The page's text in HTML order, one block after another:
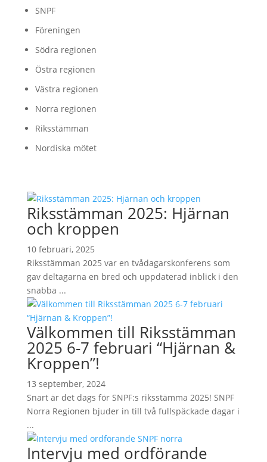
SNPF
Föreningen
Södra regionen
Östra regionen
Västra regionen
Norra regionen
Riksstämman
Nordiska mötet
Riksstämman 2025: Hjärnan
och kroppen
10 februari, 2025
Riksstämman 2025 var en tvådagarskonferens som
gav deltagarna en bred och uppdaterad inblick i den
snabba ...
Välkommen till Riksstämman
2025 6-7 februari “Hjärnan &
Kroppen”!
13 september, 2024
Snart är det dags för SNPF:s riksstämma 2025! SNPF
Norra Regionen bjuder in till två fullspäckade dagar i
...
Intervju med ordförande